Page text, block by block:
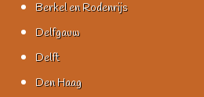
Berkel en Rodenrijs
Delfgauw
Delft
Den Haag